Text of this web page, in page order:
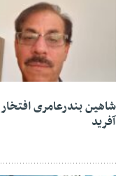
شاهین بندرعامری افتخار
آفرید